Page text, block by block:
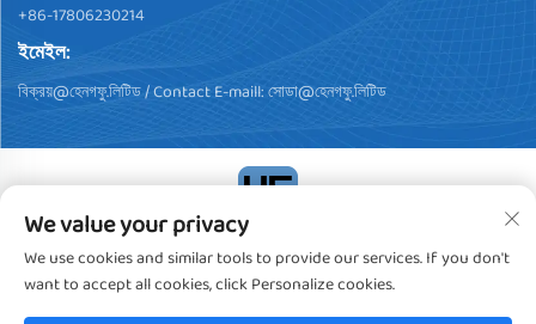
+86-17806230214
ইমেইল:
বিক্রয়@হেনগফু.লিটিড/ Contact E-maill:সোডা@হেনগফু.লিটিড
কপিরাইট © 2024, ডংগুয়ান হেন্গফু প্লাস্টিক প্রোডাক্টস কো., লিমিটেড। সব অধিকার
সংরক্ষিতগোপনীয়তা নীতি
We value your privacy
We use cookies and similar tools to provide our services. If you don't
want to accept all cookies, click Personalize cookies.